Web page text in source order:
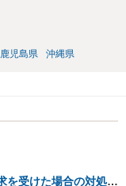
鹿児島県 沖縄県
未成年の娘がネット恋愛で慰謝料請求を受けた場合の対処法は？